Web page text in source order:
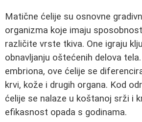
Matične ćelije su osnovne
organizma koje imaju
različite vrste tkiva. One igraju
obnavljanju oštećenih delova
embriona, ove ćelije se
krvi, kože i drugih organa. Kod
ćelije se nalaze u koštanoj srži i
efikasnost opada s godinama.